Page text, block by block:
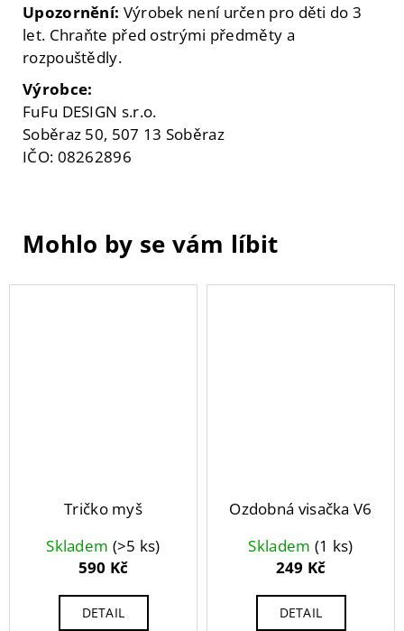
Upozornění: Výrobek není určen pro děti do 3
let. Chraňte před ostrými předměty a
rozpouštědly.
Výrobce:
FuFu DESIGN s.r.o.
Soběraz 50, 507 13 Soběraz
IČO: 08262896
Tričko myš
Skladem (>5 ks)
590 Kč
DETAIL
Ozdobná visačka V6
Skladem (1 ks)
249 Kč
DETAIL